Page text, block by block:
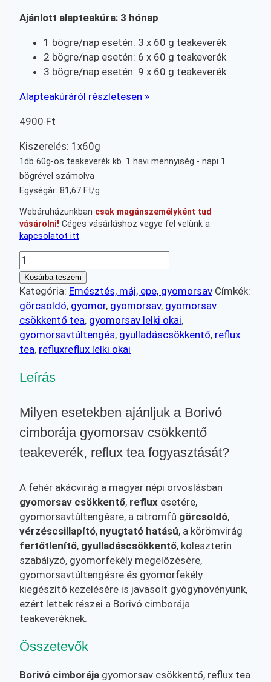
Ajánlott alapteakúra: 3 hónap
1 bögre/nap esetén: 3 x 60 g teakeverék
2 bögre/nap esetén: 6 x 60 g teakeverék
3 bögre/nap esetén: 9 x 60 g teakeverék
Alapteakúráról részletesen »
4900 Ft
Kiszerelés: 1x60g
1db 60g-os teakeverék kb. 1 havi mennyiség - napi 1
bögrével számolva
Egységár: 81,67 Ft/g
Webáruházunkban csak magánszemélyként tud
vásárolni! Céges vásárláshoz vegye fel velünk a
kapcsolatot itt
Borivó
cimborája
teakeverék
mennyiség
Kosárba teszem
Kategória: Emésztés, máj, epe, gyomorsav Címkék:
görcsoldó, gyomor, gyomorsav, gyomorsav
csökkentő tea, gyomorsav lelki okai,
gyomorsavtúltengés, gyulladáscsökkentő, reflux
tea, refluxreflux lelki okai
Leírás
Milyen esetekben ajánljuk a Borivó
cimborája gyomorsav csökkentő
teakeverék, reflux tea fogyasztását?
A fehér akácvirág a magyar népi orvoslásban
gyomorsav csökkentő, reflux esetére,
gyomorsavtúltengésre, a citromfű görcsoldó,
vérzéscsillapító, nyugtató hatású, a körömvirág
fertőtlenítő, gyulladáscsökkentő, koleszterin
szabályzó, gyomorfekély megelőzésére,
gyomorsavtúltengésre és gyomorfekély
kiegészítő kezelésére is javasolt gyógynövényünk,
ezért lettek részei a Borivó cimborája
teakeveréknek.
Összetevők
Borivó cimborája gyomorsav csökkentő, reflux tea